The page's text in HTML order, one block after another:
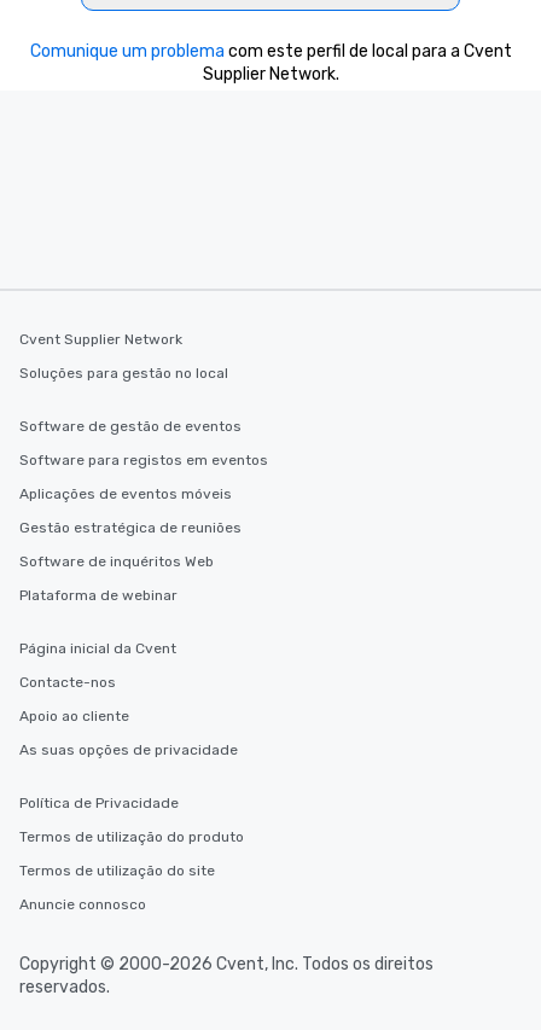
Comunique um problema com este perfil de local para a Cvent
Supplier Network.
Cvent Supplier Network
Soluções para gestão no local
Software de gestão de eventos
Software para registos em eventos
Aplicações de eventos móveis
Gestão estratégica de reuniões
Software de inquéritos Web
Plataforma de webinar
Página inicial da Cvent
Contacte-nos
Apoio ao cliente
As suas opções de privacidade
Política de Privacidade
Termos de utilização do produto
Termos de utilização do site
Anuncie connosco
Copyright © 2000-2026 Cvent, Inc. Todos os direitos
reservados.